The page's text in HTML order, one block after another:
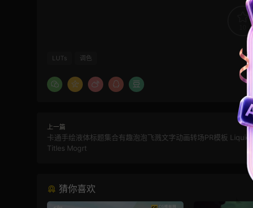
LUTs 调色
上一篇
卡通手绘液体标题集合有趣泡泡飞溅文字动画转场PR模板 Liquid
Titles Mogrt
猜你喜欢